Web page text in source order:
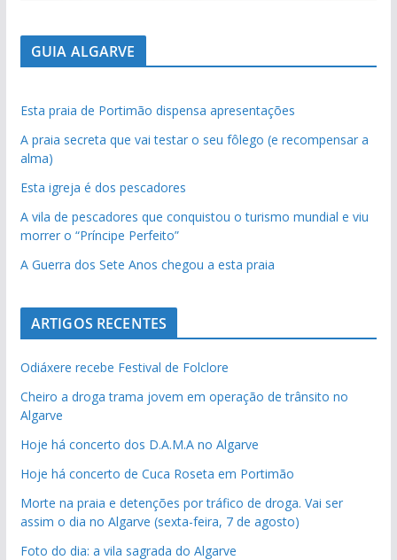
GUIA ALGARVE
Esta praia de Portimão dispensa apresentações
A praia secreta que vai testar o seu fôlego (e recompensar a
alma)
Esta igreja é dos pescadores
A vila de pescadores que conquistou o turismo mundial e viu
morrer o “Príncipe Perfeito”
A Guerra dos Sete Anos chegou a esta praia
ARTIGOS RECENTES
Odiáxere recebe Festival de Folclore
Cheiro a droga trama jovem em operação de trânsito no
Algarve
Hoje há concerto dos D.A.M.A no Algarve
Hoje há concerto de Cuca Roseta em Portimão
Morte na praia e detenções por tráfico de droga. Vai ser
assim o dia no Algarve (sexta-feira, 7 de agosto)
Foto do dia: a vila sagrada do Algarve